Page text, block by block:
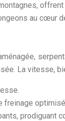
au
La vitesse,
prodiguant